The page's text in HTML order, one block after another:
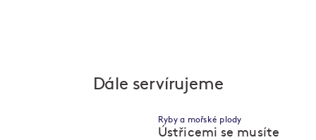
Dále servírujeme
Ryby a mořské plody
Ústřicemi se musíte